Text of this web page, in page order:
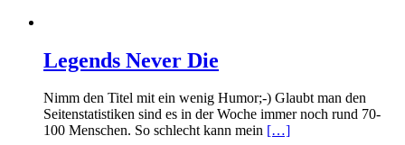
Legends Never Die
Nimm den Titel mit ein wenig Humor;-) Glaubt man den
Seitenstatistiken sind es in der Woche immer noch rund 70-
100 Menschen. So schlecht kann mein […]